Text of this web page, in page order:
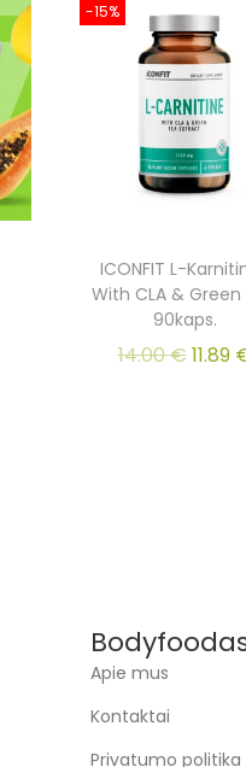
-15%
ICONFIT L-
With CLA & Green
90kaps.
14.00€11.89
Apie mus
Kontaktai
Privatumo politika